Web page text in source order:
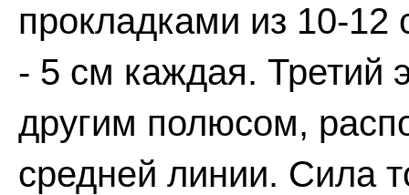
прокладками из 10-
- 5 см каждая. Третий
другим полюсом,
средней линии. Сила